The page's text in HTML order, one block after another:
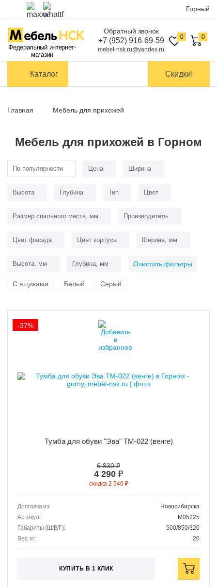
Оплата
Доставка и
самовывоз
Сборка
Горный
Федеральный интернет-
магазин
0 0
Обратный звонок
+7 (952) 916-69-59
mebel-nsk.ru@yandex.ru
Каталог Скидки!
Главная Мебель для прихожей
Мебель для прихожей в Горном
По популярности Цена Ширина
Высота Глубина Тип Цвет
Размер спального места, мм Производитель
Цвет фасада Цвет корпуса Ширина, мм
Высота, мм Глубина, мм Очистить фильтры
С ящиками Белый Серый
Тумба для обуви "Эва" ТМ-022 (венге)
6 830 ₽
4 290 ₽
скидка 2 540 ₽
Доставка из:
Новосибирска
Артикул:
M05225
Габариты (Ш/В/Г):
500/850/320
Вес, кг:
20
КУПИТЬ В 1 КЛИК
-37%